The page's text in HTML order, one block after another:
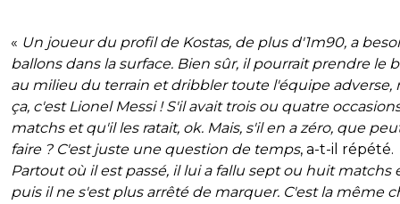
« Un joueur du profil de Kostas, de plus d'1m90, a
ballons dans la surface. Bien sûr, il pourrait prendre le
au milieu du terrain et dribbler toute l'équipe adverse,
ça, c'est Lionel Messi ! S'il avait trois ou quatre
matchs et qu'il les ratait, ok. Mais, s'il en a zéro, que
faire ? C'est juste une question de temps, a-t-il répété.
Partout où il est passé, il lui a fallu sept ou huit matchs
puis il ne s'est plus arrêté de marquer. C'est la même